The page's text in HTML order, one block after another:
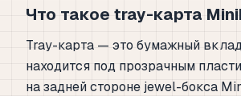
Что такое tray-карта
Tray-карта — это бумажный
находится под прозрачным
на задней стороне jewel-бокса